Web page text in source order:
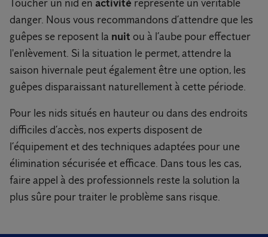
Toucher un nid en activité représente un véritable
danger. Nous vous recommandons d’attendre que les
guêpes se reposent la nuit ou à l’aube pour effectuer
l'enlèvement. Si la situation le permet, attendre la
saison hivernale peut également être une option, les
guêpes disparaissant naturellement à cette période.
Pour les nids situés en hauteur ou dans des endroits
difficiles d’accès, nos experts disposent de
l’équipement et des techniques adaptées pour une
élimination sécurisée et efficace. Dans tous les cas,
faire appel à des professionnels reste la solution la
plus sûre pour traiter le problème sans risque.